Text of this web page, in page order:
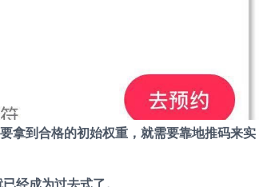
拿到合格的初始权重，就需要靠地推码来实
经成为过去式了。